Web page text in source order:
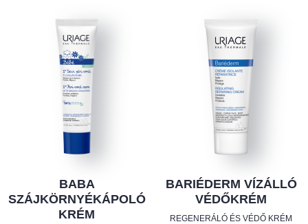
BABA
SZÁJKÖRNYÉKÁPOLÓ
KRÉM
BARIÉDERM VÍZÁLLÓ
VÉDŐKRÉM
REGENERÁLÓ ÉS VÉDŐ KRÉM